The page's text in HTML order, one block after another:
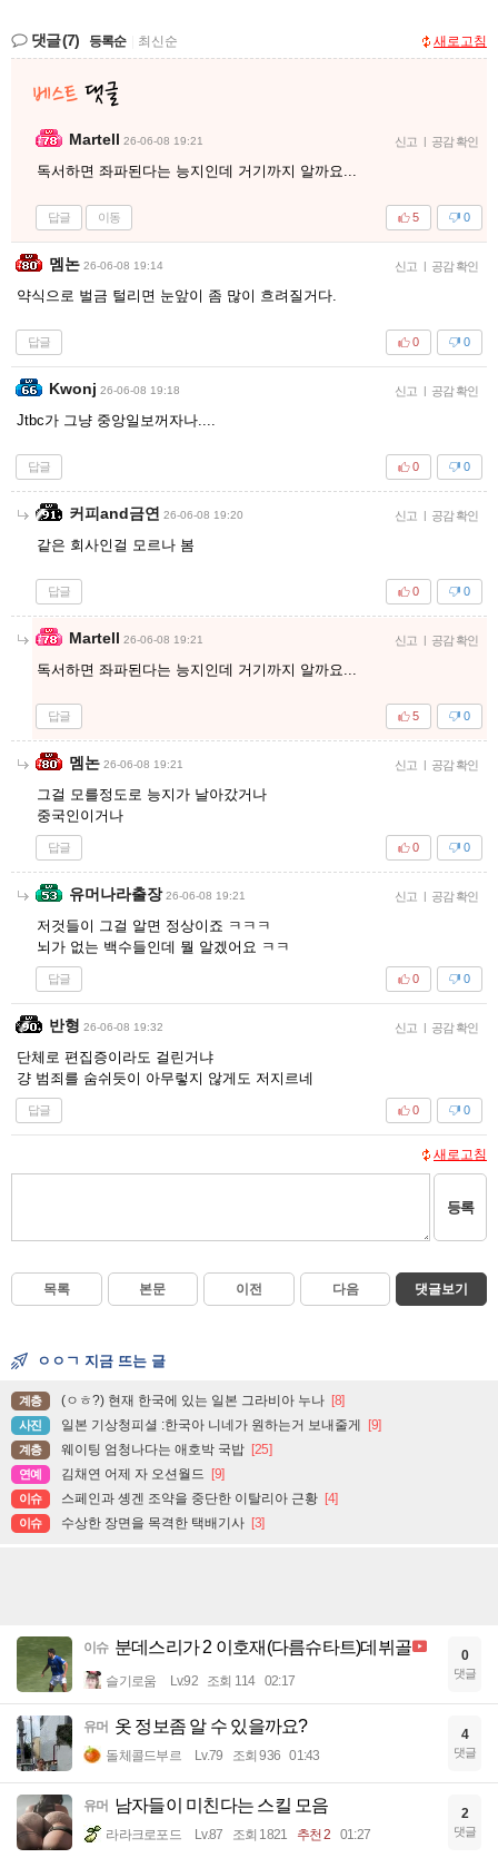
댓글(7) 등록순 최신순 새로고침
Martell 26-06-08 19:21 신고 | 공감 확인
독서하면 좌파된다는 능지인데 거기까지 알까요...
답글 이동 0
5
멤논 26-06-08 19:14 신고 | 공감 확인
약식으로 벌금 털리면 눈앞이 좀 많이 흐려질거다.
답글 0
0
Kwonj 26-06-08 19:18 신고 | 공감 확인
Jtbc가 그냥 중앙일보꺼자나....
답글 0
0
커피and금연 26-06-08 19:20 신고 | 공감 확인
같은 회사인걸 모르나 봄
답글 0
0
Martell 26-06-08 19:21 신고 | 공감 확인
독서하면 좌파된다는 능지인데 거기까지 알까요...
답글 0
5
멤논 26-06-08 19:21 신고 | 공감 확인
그걸 모를정도로 능지가 날아갔거나
중국인이거나
답글 0
0
유머나라출장 26-06-08 19:21 신고 | 공감 확인
저것들이 그걸 알면 정상이죠 ㅋㅋㅋ
뇌가 없는 백수들인데 뭘 알겠어요 ㅋㅋ
답글 0
0
반형 26-06-08 19:32 신고 | 공감 확인
단체로 편집증이라도 걸린거냐
걍 범죄를 숨쉬듯이 아무렇지 않게도 저지르네
답글 0
0
새로고침
등록
목록 본문 이전 다음 댓글보기
ㅇㅇㄱ 지금 뜨는 글
계층 (ㅇㅎ?) 현재 한국에 있는 일본 그라비아 누나 [8]
사진 일본 기상청피셜 :한국아 니네가 원하는거 보내줄게 [9]
계층 웨이팅 엄청나다는 애호박 국밥 [25]
연예 김채연 어제 자 오션월드 [9]
이슈 스페인과 솅겐 조약을 중단한 이탈리아 근황 [4]
이슈 수상한 장면을 목격한 택배기사 [3]
이슈 분데스리가 2 이호재(다름슈타트)데뷔골
슬기로움 Lv.92 조회 114 02:17
0
댓글
유머 옷 정보좀 알 수 있을까요?
돌체콜드부르 Lv.79 조회 936 01:43
4
댓글
유머 남자들이 미친다는 스킬 모음
라라크로포드 Lv.87 조회 1821 추천 2 01:27
2
댓글